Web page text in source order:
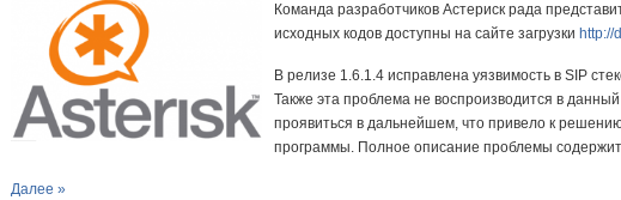
Команда разработчиков Астериск рада
исходных кодов доступны на сайте загрузки http://
В релизе 1.6.1.4 исправлена уязвимость в SIP
Также эта проблема не воспроизводится в
проявиться в дальнейшем, что привело к
программы. Полное описание проблемы
Далее »